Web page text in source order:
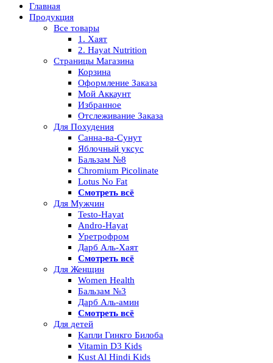
Главная
Продукция
Все товары
1. Хаят
2. Hayat Nutrition
Страницы Магазина
Корзина
Оформление Заказа
Мой Аккаунт
Избранное
Отслеживание Заказа
Для Похудения
Санна-ва-Сунут
Яблочный уксус
Бальзам №8
Chromium Picolinate
Lotus No Fat
Смотреть всё
Для Мужчин
Testo-Hayat
Andro-Hayat
Уретрофром
Дарб Аль-Хаят
Смотреть всё
Для Женщин
Women Health
Бальзам №3
Дарб Аль-амин
Смотреть всё
Для детей
Капли Гинкго Билоба
Vitamin D3 Kids
Kust Al Hindi Kids